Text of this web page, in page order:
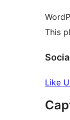
This
Like